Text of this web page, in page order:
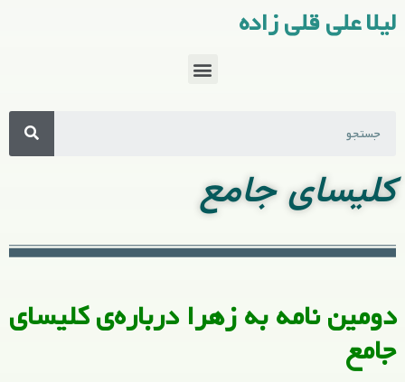
لیلا علی قلی زاده
کلیسای جامع
دومین نامه به زهرا درباره‌ی کلیسای
جامع